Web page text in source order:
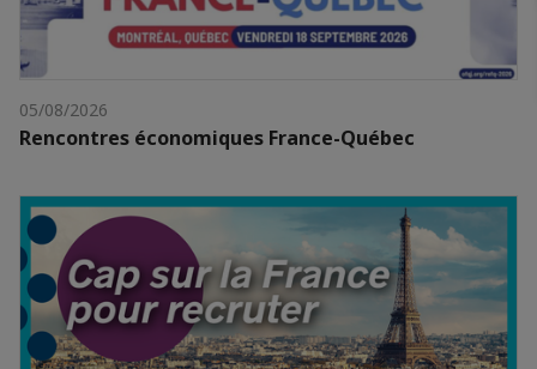
05/08/2026
Rencontres économiques France-Québec